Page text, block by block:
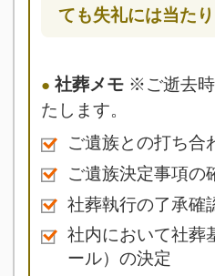
ても失礼には当たり
社葬メモ ※ご逝去
たします。
ご遺族との打ち合
ご遺族決定事項の
社葬執行の了承確
社内において社葬
ール）の決定